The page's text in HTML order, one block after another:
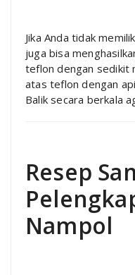
Jika Anda tidak
juga bisa
teflon dengan sedikit
atas teflon dengan
Balik secara berkala
Resep
Nampol